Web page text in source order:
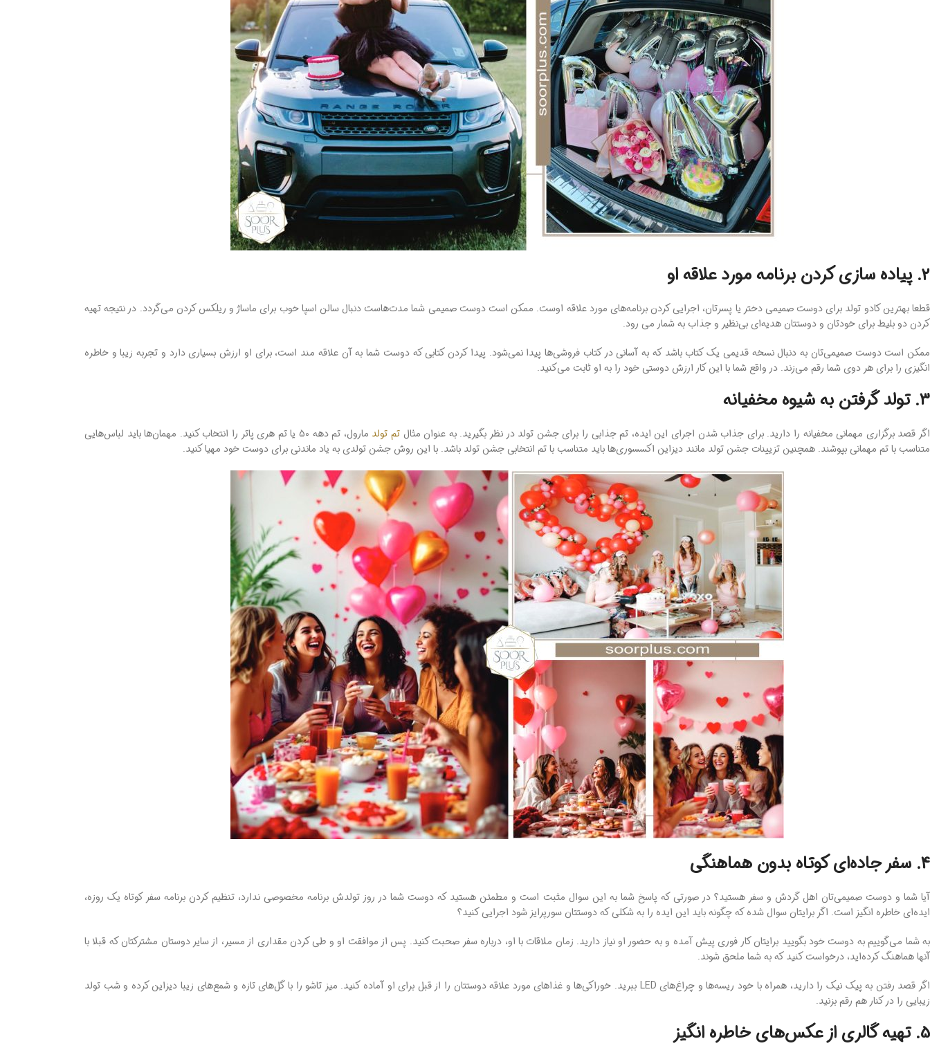
2. پیاده ‌سازی کردن برنامه مورد علاقه او
قطعا بهترین کادو تولد برای دوست صمیمی دختر یا پسرتان، اجرایی کردن برنامه‌های مورد علاقه اوست. ممکن است دوست صمیمی شما مدت‌هاست دنبال سالن اسپا خوب برای ماساژ و ریلکس کردن می‌گردد. در نتیجه تهیه
کردن دو بلیط برای خودتان و دوستتان هدیه‌ای بی‌نظیر و جذاب به شمار می رود.
ممکن است دوست صمیمی‌تان ‌به دنبال نسخه قدیمی یک کتاب باشد که به آسانی در کتاب فروشی‌ها پیدا نمی‌شود. پیدا کردن کتابی که دوست شما به آن علاقه مند است، برای او ارزش بسیاری دارد و تجربه زیبا و خاطره
‌انگیزی را برای هر دوی شما رقم می‌زند. در واقع شما با این‌ کار ارزش دوستی خود را به او ثابت می‌کنید.
3. تولد گرفتن به شیوه مخفیانه
اگر قصد برگزاری مهمانی مخفیانه را دارید. برای جذاب شدن اجرای این ایده، تم جذابی را برای جشن تولد در نظر بگیرید. به‌ عنوان مثال تم تولد
مارول، تم دهه 50 یا تم هری پاتر را انتخاب کنید. مهمان‌ها باید لباس‌هایی
متناسب با تم مهمانی بپوشند. همچنین تزیینات جشن تولد مانند دیزاین اکسسوری‌ها باید متناسب با تم انتخابی جشن تولد باشد. با این روش جشن تولدی به یاد ماندنی برای دوست خود مهیا کنید.
4. سفر جاده‌ای کوتاه بدون هماهنگی
آیا شما و دوست صمیمی‌تان اهل گردش و سفر هستید؟ در صورتی ‌که پاسخ شما به این سوال مثبت است و مطمئن هستید که دوست شما در روز تولدش برنامه مخصوصی ندارد، تنظیم کردن برنامه سفر کوتاه یک روزه،
ایده‌ای خاطره ‌انگیز است. اگر برایتان سوال شده که چگونه باید این ایده را به شکلی که دوستتان سورپرایز شود اجرایی کنید؟
به شما می‌گوییم به دوست خود بگویید برایتان کار فوری پیش آمده و به حضور او نیاز دارید. زمان ملاقات با او، درباره سفر صحبت کنید. پس از موافقت او و طی کردن مقداری از مسیر، از سایر دوستان مشترکتان که قبلا با
آنها هماهنگ کرده‌اید، درخواست کنید که به شما ملحق شوند.
اگر قصد رفتن به پیک نیک را دارید، همراه با خود ریسه‌ها و چراغ‌های LED ببرید. خوراکی‌ها و غذاهای مورد علاقه دوستتان را از قبل برای او آماده کنید. میز تاشو را با گل‌های تازه و شمع‌های زیبا دیزاین کرده و شب تولد
زیبایی را در کنار هم رقم بزنید.
5. تهیه گالری از عکس‌های خاطره ‌انگیز